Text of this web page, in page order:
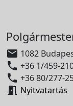
 1082
 +36 1/459-
 +36 80/277-
 Nyitvatartás